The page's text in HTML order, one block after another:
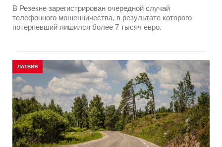
В Резекне зарегистрирован очередной случай
телефонного мошенничества, в результате которого
потерпевший лишился более 7 тысяч евро.
ЛАТВИЯ